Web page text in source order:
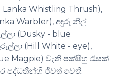
Lanka Whistling Thrush),
Warbler), අඳුරු නිල්
(Dusky - blue
(Hill White - eye),
Magpie) වැනි පක්ෂීහු රැසක්
පද්ධතීන්හි ජීවත් වෙති.